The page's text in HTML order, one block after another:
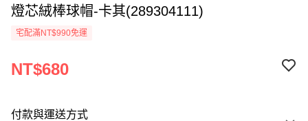
燈芯絨棒球帽-卡其(289304111)
宅配滿NT$990免運
NT$680
付款與運送方式